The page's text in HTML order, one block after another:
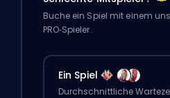
Buche ein Spiel mit einem
PRO‑Spieler.
Ein Spiel
Durchschnittliche